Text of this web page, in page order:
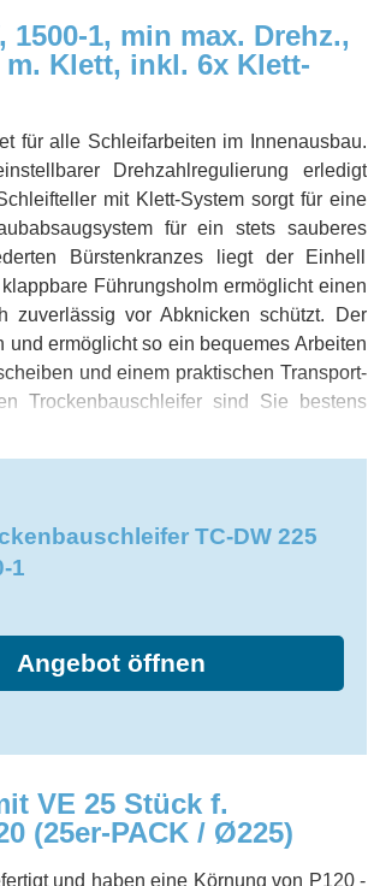
1, min max. Drehz.,
Klett, inkl. 6x Klett-
für alle Schleifarbeiten im Innenausbau.
Drehzahlregulierung erledigt
mit Klett-System sorgt für eine
für ein stets sauberes
Bürstenkranzes liegt der Einhell
Führungsholm ermöglicht einen
zuverlässig vor Abknicken schützt. Der
ermöglicht so ein bequemes Arbeiten
und einem praktischen Transport-
Trockenbauschleifer sind Sie bestens
TC-DW 225
1
Angebot öffnen
VE 25 Stück f.
(25er-PACK / Ø225)
und haben eine Körnung von P120 -